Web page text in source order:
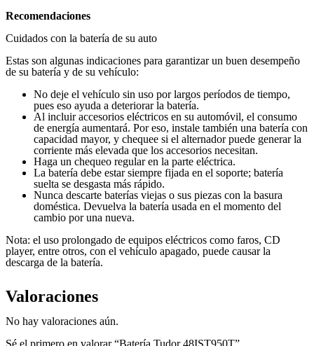
Recomendaciones
Cuidados con la batería de su auto
Estas son algunas indicaciones para garantizar un buen desempeño
de su batería y de su vehículo:
No deje el vehículo sin uso por largos períodos de tiempo,
pues eso ayuda a deteriorar la batería.
Al incluir accesorios eléctricos en su automóvil, el consumo
de energía aumentará. Por eso, instale también una batería con
capacidad mayor, y chequee si el alternador puede generar la
corriente más elevada que los accesorios necesitan.
Haga un chequeo regular en la parte eléctrica.
La batería debe estar siempre fijada en el soporte; batería
suelta se desgasta más rápido.
Nunca descarte baterías viejas o sus piezas con la basura
doméstica. Devuelva la batería usada en el momento del
cambio por una nueva.
Nota: el uso prolongado de equipos eléctricos como faros, CD
player, entre otros, con el vehículo apagado, puede causar la
descarga de la batería.
Valoraciones
No hay valoraciones aún.
Sé el primero en valorar “Batería Tudor 48IST950T”